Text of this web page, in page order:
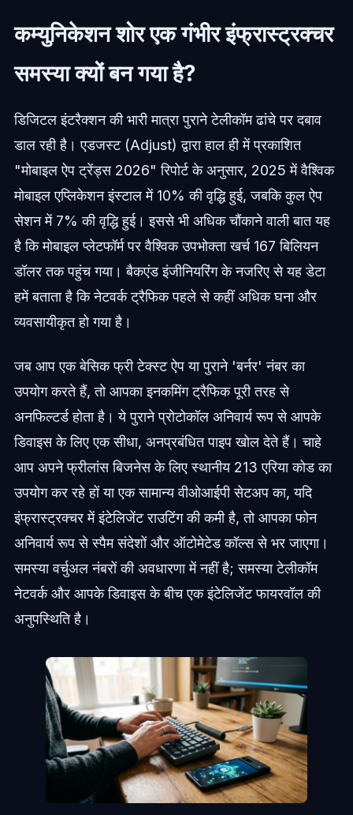
कम्युनिकेशन शोर एक गंभीर इंफ्रास्ट्रक्चर
समस्या क्यों बन गया है?
डिजिटल इंटरैक्शन की भारी मात्रा पुराने टेलीकॉम ढांचे पर दबाव
डाल रही है। एडजस्ट (Adjust) द्वारा हाल ही में प्रकाशित
"मोबाइल ऐप ट्रेंड्स 2026" रिपोर्ट के अनुसार, 2025 में वैश्विक
मोबाइल एप्लिकेशन इंस्टाल में 10% की वृद्धि हुई, जबकि कुल ऐप
सेशन में 7% की वृद्धि हुई। इससे भी अधिक चौंकाने वाली बात यह
है कि मोबाइल प्लेटफॉर्म पर वैश्विक उपभोक्ता खर्च 167 बिलियन
डॉलर तक पहुंच गया। बैकएंड इंजीनियरिंग के नजरिए से यह डेटा
हमें बताता है कि नेटवर्क ट्रैफिक पहले से कहीं अधिक घना और
व्यवसायीकृत हो गया है।
जब आप एक बेसिक फ्री टेक्स्ट ऐप या पुराने 'बर्नर' नंबर का
उपयोग करते हैं, तो आपका इनकमिंग ट्रैफिक पूरी तरह से
अनफिल्टर्ड होता है। ये पुराने प्रोटोकॉल अनिवार्य रूप से आपके
डिवाइस के लिए एक सीधा, अनप्रबंधित पाइप खोल देते हैं। चाहे
आप अपने फ्रीलांस बिजनेस के लिए स्थानीय 213 एरिया कोड का
उपयोग कर रहे हों या एक सामान्य वीओआईपी सेटअप का, यदि
इंफ्रास्ट्रक्चर में इंटेलिजेंट राउटिंग की कमी है, तो आपका फोन
अनिवार्य रूप से स्पैम संदेशों और ऑटोमेटेड कॉल्स से भर जाएगा।
समस्या वर्चुअल नंबरों की अवधारणा में नहीं है; समस्या टेलीकॉम
नेटवर्क और आपके डिवाइस के बीच एक इंटेलिजेंट फायरवॉल की
अनुपस्थिति है।